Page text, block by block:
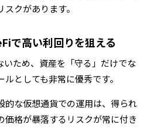
クがあります。
で高い利回りを狙える
ため、資産を「守る」だけでな
としても非常に優秀です。
的な仮想通貨での運用は、得られ
価格が暴落するリスクが常に付き